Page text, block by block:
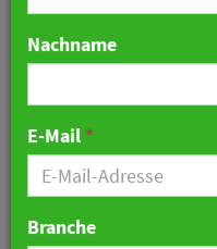
Entscheid
2024
21. August 2024 10:27
Nachname
E-Mail *
Branche